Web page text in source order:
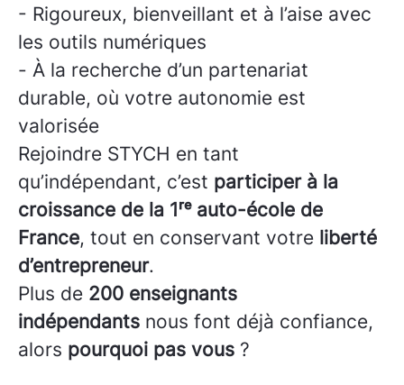
- Rigoureux, bienveillant et à l’aise avec
les outils numériques
- À la recherche d’un partenariat
durable, où votre autonomie est
valorisée
Rejoindre STYCH en tant
qu’indépendant, c’est participer à la
croissance de la 1ʳᵉ auto-école de
France, tout en conservant votre liberté
d’entrepreneur.
Plus de 200 enseignants
indépendants nous font déjà confiance,
alors pourquoi pas vous ?